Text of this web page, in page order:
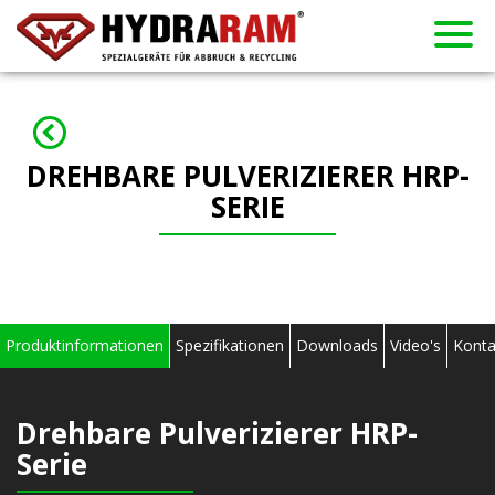
DREHBARE PULVERIZIERER HRP-
SERIE
Produktinformationen Spezifikationen Downloads Video's
Drehbare Pulverizierer HRP-
Serie